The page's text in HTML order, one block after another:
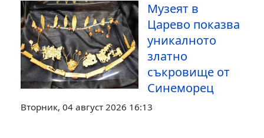
Музеят в
Царево показва
уникалното
златно
съкровище от
Синеморец
Вторник, 04 август 2026 16:13